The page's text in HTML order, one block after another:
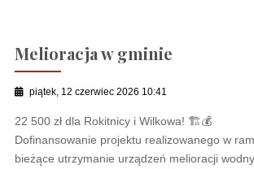
Melioracja w gminie
piątek, 12 czerwiec 2026 10:41
22 500 zł dla Rokitnicy i Wilkowa! 🏗💰
Dofinansowanie projektu realizowanego w
bieżące utrzymanie urządzeń melioracji